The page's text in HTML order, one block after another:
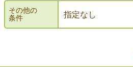
その他の
条件
指定なし